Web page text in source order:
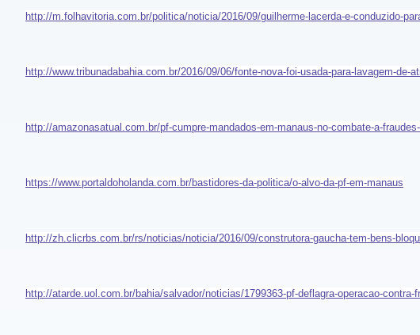
http://m.folhavitoria.com.br/politica/noticia/2016/09/guilherme-lacerda-e-conduzido-
http://www.tribunadabahia.com.br/2016/09/06/fonte-nova-foi-usada-para-lavagem-de-
http://amazonasatual.com.br/pf-cumpre-mandados-em-manaus-no-combate-a-
https://www.portaldoholanda.com.br/bastidores-da-politica/o-alvo-da-pf-em-manaus
http://zh.clicrbs.com.br/rs/noticias/noticia/2016/09/construtora-gaucha-tem-bens-
http://atarde.uol.com.br/bahia/salvador/noticias/1799363-pf-deflagra-operacao-contra-